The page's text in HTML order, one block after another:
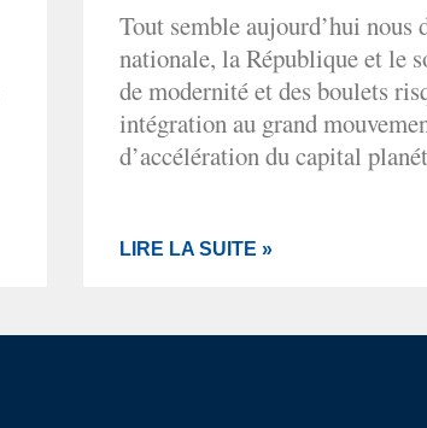
Tout semble aujourd’hui nous
nationale, la République et le
de modernité et des boulets
intégration au grand
d’accélération du capital
LIRE LA SUITE »